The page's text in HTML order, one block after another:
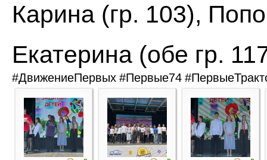
Карина (гр. 103),
Екатерина (обе гр.
#ДвижениеПервых #Первые74